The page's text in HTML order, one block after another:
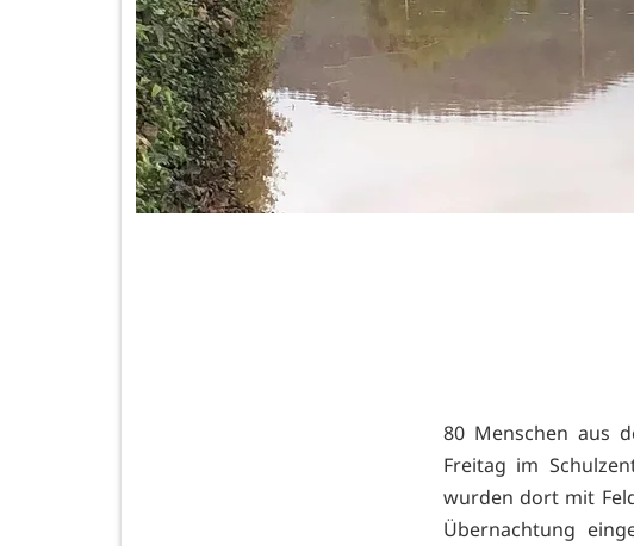
80 Menschen aus
Freitag im
wurden dort mit
Übernachtung